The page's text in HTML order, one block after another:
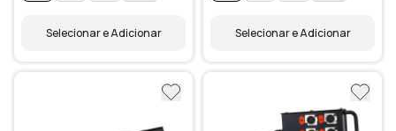
Selecionar e Adicionar Selecionar e Adicionar